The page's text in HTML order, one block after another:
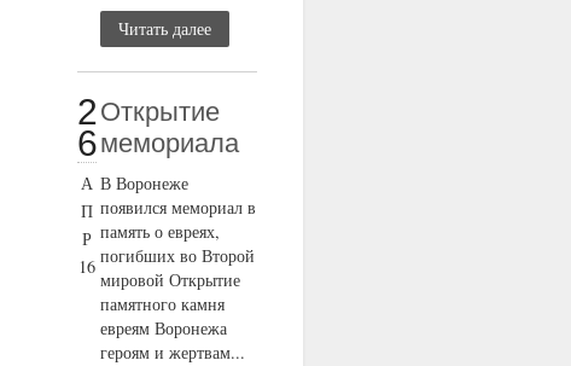
Читать далее
2
6
А
П
Р
16
Открытие
мемориала
В Воронеже
появился мемориал в
память о евреях,
погибших во Второй
мировой Открытие
памятного камня
евреям Воронежа
героям и жертвам...